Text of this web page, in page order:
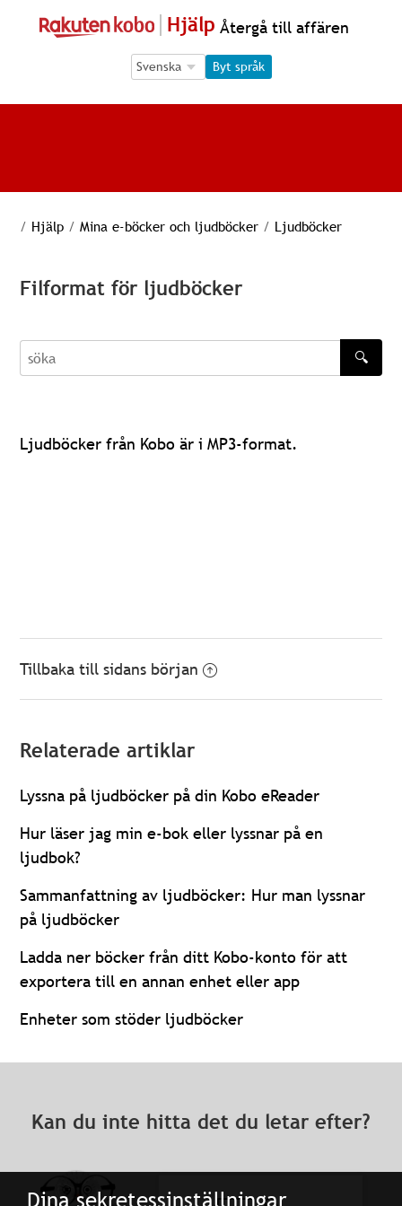
Dina sekretessinställningar
Hjälp Återgå till affären
Language Selection
Language Selection
Byt språk
/ Hjälp / Mina e-böcker och ljudböcker / Ljudböcker
Filformat för ljudböcker
söka
🔍
Ljudböcker från Kobo är i MP3-format.
Tillbaka till sidans början
Relaterade artiklar
Lyssna på ljudböcker på din Kobo eReader
Hur läser jag min e-bok eller lyssnar på en
ljudbok?
Sammanfattning av ljudböcker: Hur man lyssnar
på ljudböcker
Ladda ner böcker från ditt Kobo-konto för att
exportera till en annan enhet eller app
Enheter som stöder ljudböcker
Kan du inte hitta det du letar efter?